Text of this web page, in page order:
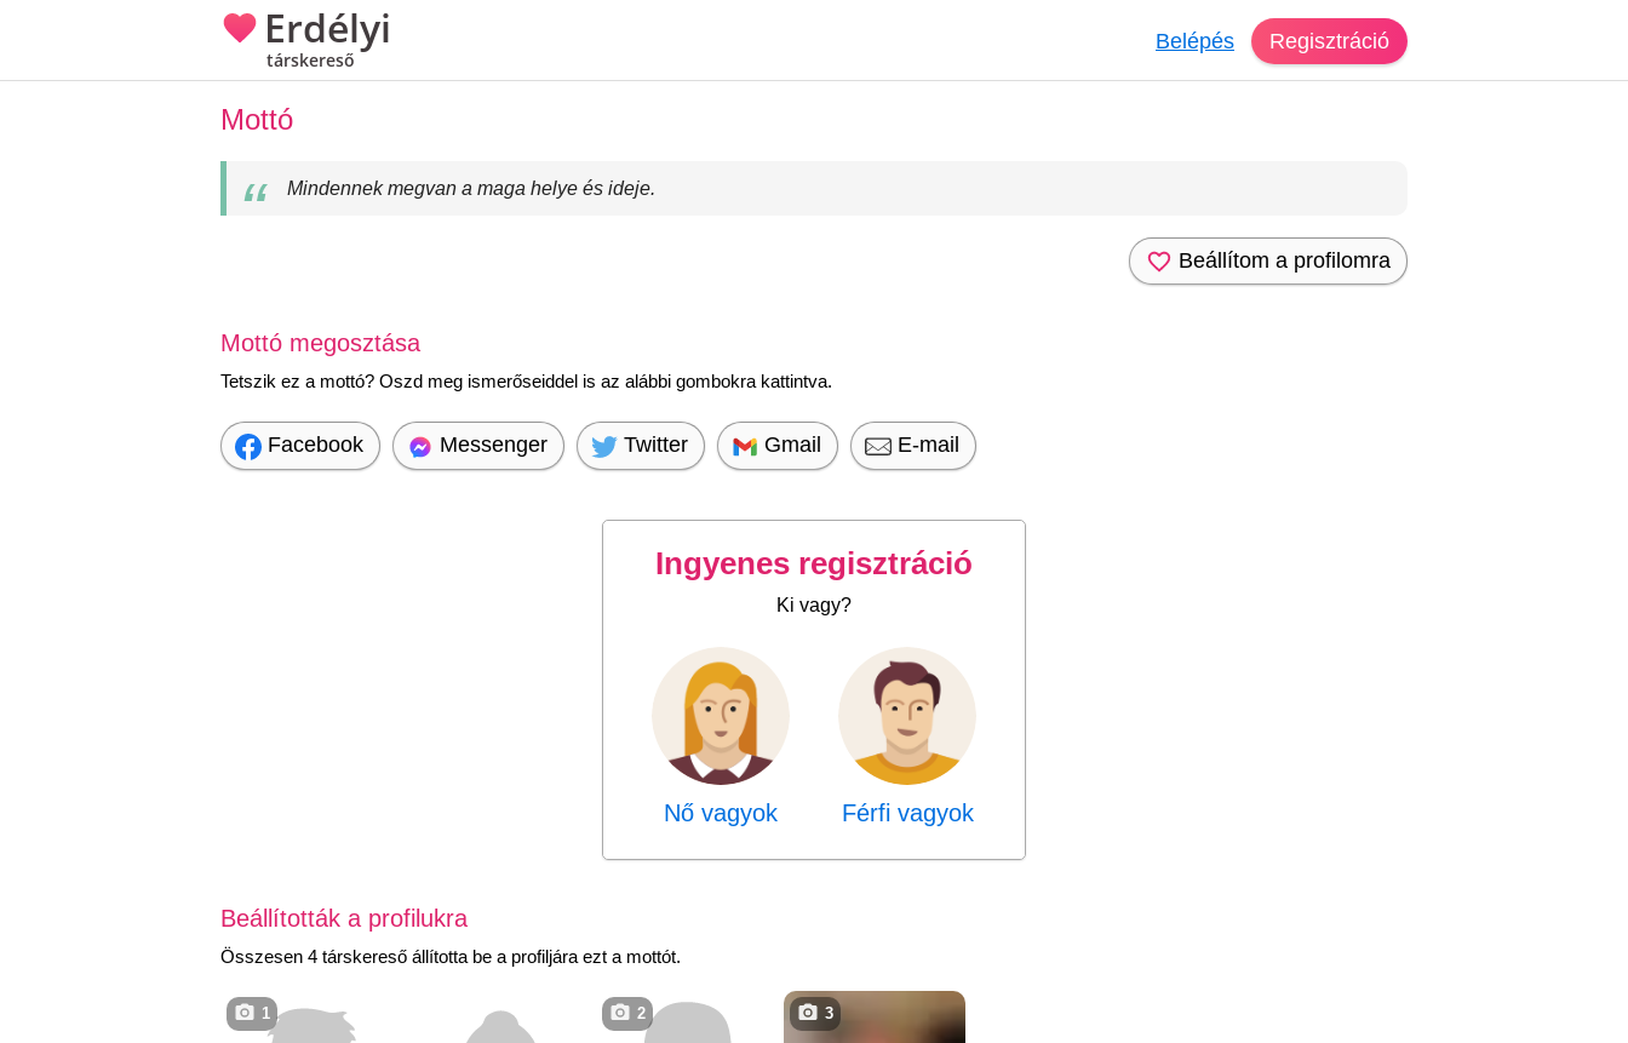
Erdélyi
társkereső
Belépés Regisztráció
Mottó
Mindennek megvan a maga helye és ideje.
Beállítom a profilomra
Mottó megosztása
Tetszik ez a mottó? Oszd meg ismerőseiddel is az alábbi gombokra kattintva.
Facebook Messenger Twitter Gmail E-mail
Ingyenes regisztráció
Ki vagy?
Nő vagyok Férfi vagyok
Beállították a profilukra
Összesen 4 társkereső állította be a profiljára ezt a mottót.
1 2 3